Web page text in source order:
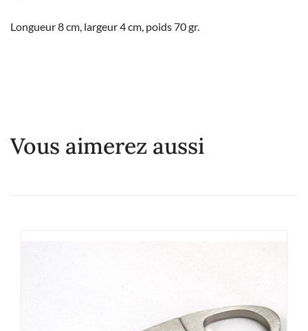
Longueur 8 cm, largeur 4 cm, poids 70 gr.
Vous aimerez aussi